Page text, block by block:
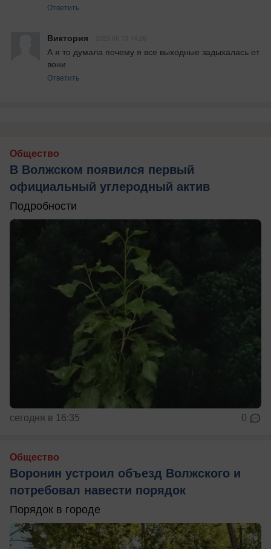
Ответить
Виктория
А я то думала почему я все выходные задыхалась от
вони
Ответить
Общество
В Волжском появился первый
официальный углеродный актив
Подробности
сегодня в 16:35 0
Общество
Воронин устроил объезд Волжского и
потребовал навести порядок
Порядок в городе